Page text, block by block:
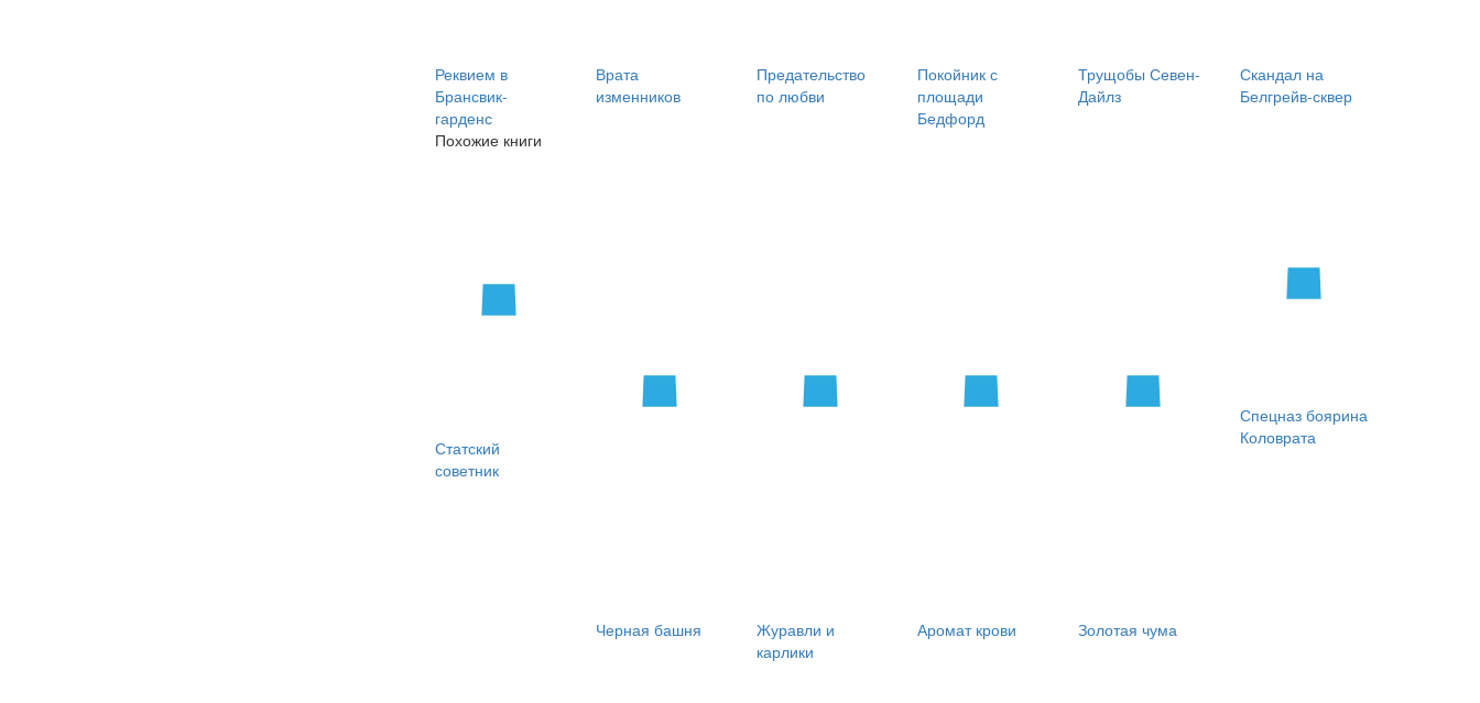
Реквием в
Брансвик-
гарденс
Врата
изменников
Предательство
по любви
Покойник с
площади
Бедфорд
Трущобы Севен-
Дайлз
Скандал на
Белгрейв-сквер
Похожие книги
Статский
советник
Черная башня
Журавли и
карлики
Аромат крови Золотая чума
Спецназ боярина
Коловрата